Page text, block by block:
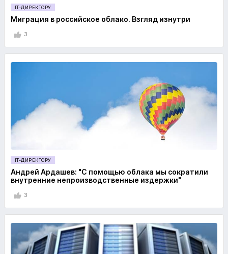
IT-ДИРЕКТОРУ
Миграция в российское облако. Взгляд изнутри
3
IT-ДИРЕКТОРУ
Андрей Ардашев: "С помощью облака мы сократили
внутренние непроизводственные издержки"
3